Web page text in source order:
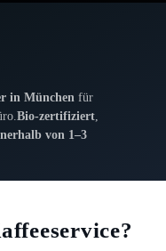
in München für
Bio-zertifiziert,
von 1–3